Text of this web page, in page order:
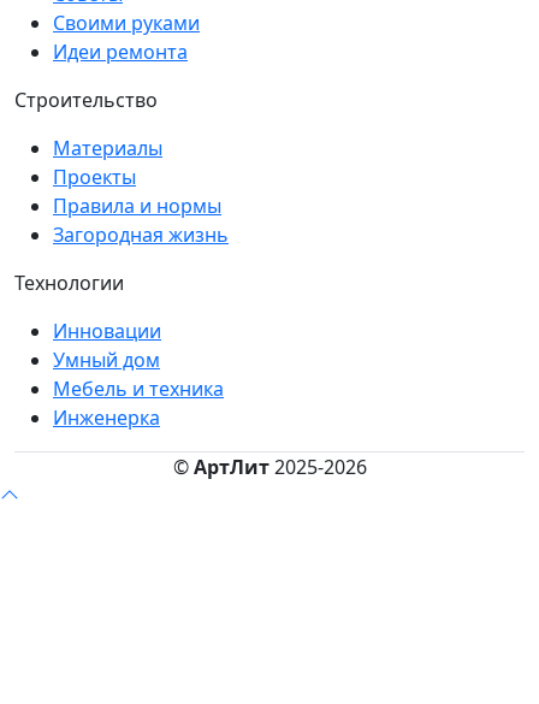
Своими руками
Идеи ремонта
Строительство
Материалы
Проекты
Правила и нормы
Загородная жизнь
Технологии
Инновации
Умный дом
Мебель и техника
Инженерка
©АртЛит2025-2026